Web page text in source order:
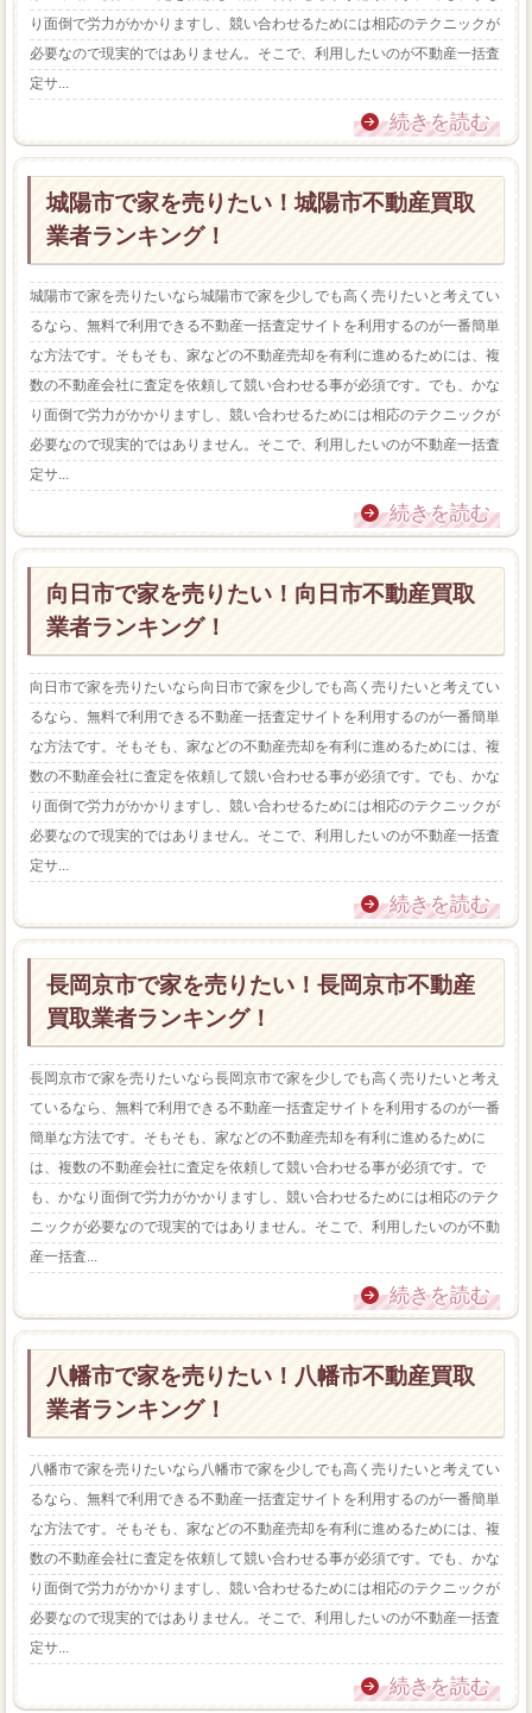
り面倒で労力がかかりますし、競い合わせるためには相応のテクニックが
必要なので現実的ではありません。そこで、利用したいのが不動産一括査
定サ...
続きを読む
城陽市で家を売りたい！城陽市不動産買取
業者ランキング！
城陽市で家を売りたいなら城陽市で家を少しでも高く売りたいと考えてい
るなら、無料で利用できる不動産一括査定サイトを利用するのが一番簡単
な方法です。そもそも、家などの不動産売却を有利に進めるためには、複
数の不動産会社に査定を依頼して競い合わせる事が必須です。でも、かな
り面倒で労力がかかりますし、競い合わせるためには相応のテクニックが
必要なので現実的ではありません。そこで、利用したいのが不動産一括査
定サ...
続きを読む
向日市で家を売りたい！向日市不動産買取
業者ランキング！
向日市で家を売りたいなら向日市で家を少しでも高く売りたいと考えてい
るなら、無料で利用できる不動産一括査定サイトを利用するのが一番簡単
な方法です。そもそも、家などの不動産売却を有利に進めるためには、複
数の不動産会社に査定を依頼して競い合わせる事が必須です。でも、かな
り面倒で労力がかかりますし、競い合わせるためには相応のテクニックが
必要なので現実的ではありません。そこで、利用したいのが不動産一括査
定サ...
続きを読む
長岡京市で家を売りたい！長岡京市不動産
買取業者ランキング！
長岡京市で家を売りたいなら長岡京市で家を少しでも高く売りたいと考え
ているなら、無料で利用できる不動産一括査定サイトを利用するのが一番
簡単な方法です。そもそも、家などの不動産売却を有利に進めるために
は、複数の不動産会社に査定を依頼して競い合わせる事が必須です。で
も、かなり面倒で労力がかかりますし、競い合わせるためには相応のテク
ニックが必要なので現実的ではありません。そこで、利用したいのが不動
産一括査...
続きを読む
八幡市で家を売りたい！八幡市不動産買取
業者ランキング！
八幡市で家を売りたいなら八幡市で家を少しでも高く売りたいと考えてい
るなら、無料で利用できる不動産一括査定サイトを利用するのが一番簡単
な方法です。そもそも、家などの不動産売却を有利に進めるためには、複
数の不動産会社に査定を依頼して競い合わせる事が必須です。でも、かな
り面倒で労力がかかりますし、競い合わせるためには相応のテクニックが
必要なので現実的ではありません。そこで、利用したいのが不動産一括査
定サ...
続きを読む